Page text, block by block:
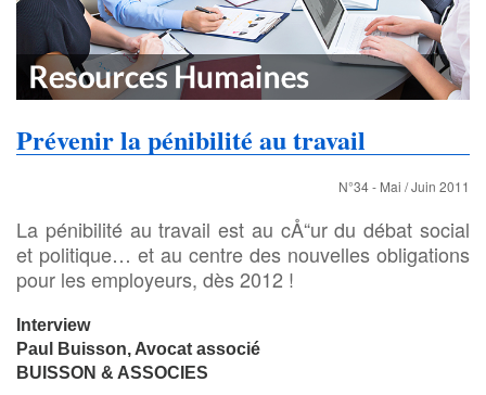
Prévenir la pénibilité au travail
N°34 - Mai / Juin 2011
La pénibilité au travail est au cÅ“ur du débat social
et politique… et au centre des nouvelles obligations
pour les employeurs, dès 2012 !
Interview
Paul Buisson, Avocat associé
BUISSON & ASSOCIES